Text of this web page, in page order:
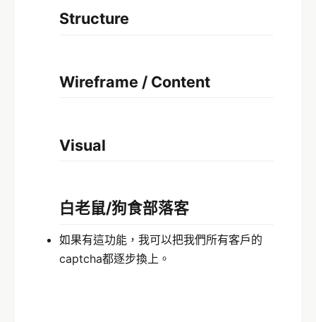
Structure
Wireframe / Content
Visual
白老鼠/狗食部落客
如果有這功能，我可以把我們所有客戶的
captcha都逐步換上。